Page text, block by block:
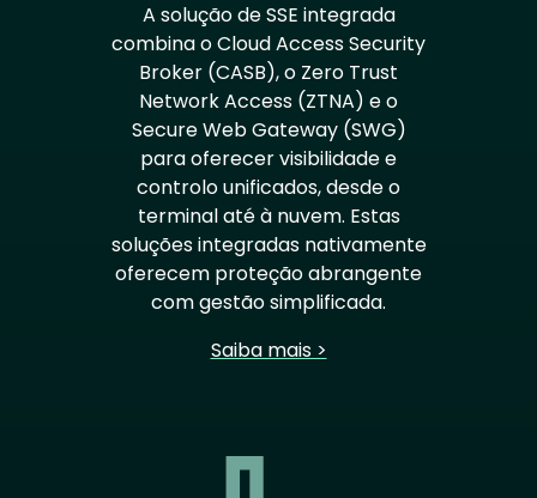
A solução de SSE integrada
combina o Cloud Access Security
Broker (CASB), o Zero Trust
Network Access (ZTNA) e o
Secure Web Gateway (SWG)
para oferecer visibilidade e
controlo unificados, desde o
terminal até à nuvem. Estas
soluções integradas nativamente
oferecem proteção abrangente
com gestão simplificada.
Saiba mais >